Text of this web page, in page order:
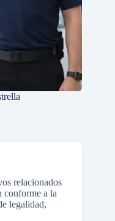
relacionados
conforme a la
legalidad,